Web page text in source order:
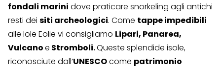
fondali marini dove praticare snorkeling agli antichi
resti dei siti archeologici. Come tappe impedibili
alle Iole Eolie vi consigliamo Lipari, Panarea,
Vulcanoe Stromboli.Queste splendide isole,
riconosciute dall’UNESCOcome patrimonio